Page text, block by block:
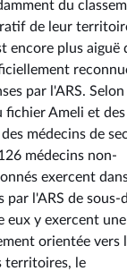
du
de leur
encore plus aiguë
par l'ARS.
fichier Ameli et
médecins de
médecins non-
exercent
par l'ARS de sous-
eux y exercent
orientée vers
territoires, le